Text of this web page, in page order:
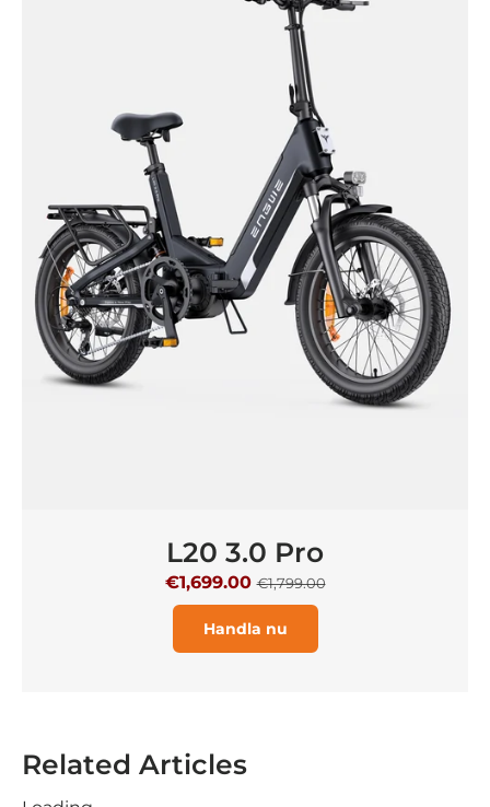
L20 3.0 Pro
€1,699.00€1,799.00
Handla nu
Related Articles